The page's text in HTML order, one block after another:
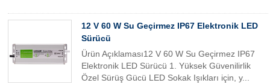
12 V 60 W Su Geçirmez IP67 Elektronik LED
Sürücü
Ürün Açıklaması12 V 60 W Su Geçirmez IP67
Elektronik LED Sürücü 1. Yüksek Güvenilirlik
Özel Sürüş Gücü LED Sokak Işıkları için, y...